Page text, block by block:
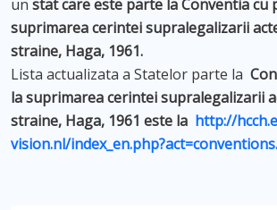
un stat care este parte la Conventia cu
suprimarea cerintei supralegalizarii
straine, Haga, 1961.
Lista actualizata a Statelor parte la
la suprimarea cerintei supralegalizarii
straine, Haga, 1961 este la http://
vision.nl/